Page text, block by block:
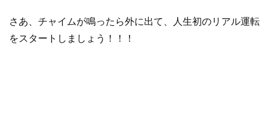
さあ、チャイムが鳴ったら外に出て、人生初のリアル運転
をスタートしましょう！！！